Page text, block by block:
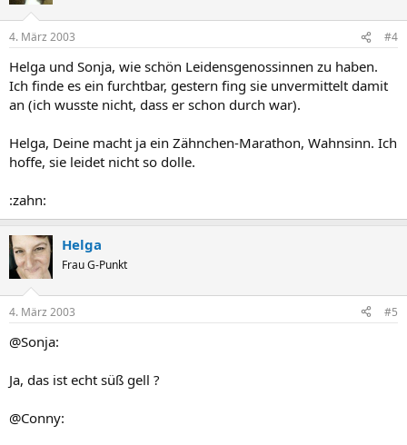
4. März 2003 #4
Helga und Sonja, wie schön Leidensgenossinnen zu haben.
Ich finde es ein furchtbar, gestern fing sie unvermittelt damit
an (ich wusste nicht, dass er schon durch war).
Helga, Deine macht ja ein Zähnchen-Marathon, Wahnsinn. Ich
hoffe, sie leidet nicht so dolle.
:zahn:
Helga
Frau G-Punkt
4. März 2003 #5
@Sonja:
Ja, das ist echt süß gell ?
@Conny: